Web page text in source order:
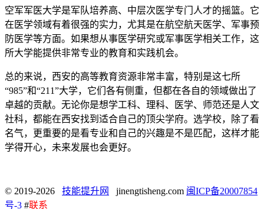
空军军医大学是军队培养高、中层次医学专门人才的摇篮。它
在医学领域有着很强的实力，尤其是在航空航天医学、军事预
防医学等方面。如果想从事医学研究或军事医学相关工作，这
所大学能提供非常专业的教育和实践机会。
总的来说，西安的高等教育资源非常丰富，特别是这七所
“985”和“211”大学，它们各有侧重，但都在各自的领域做出了
卓越的贡献。无论你是想学工科、理科、医学、师范还是人文
社科，都能在西安找到适合自己的顶尖学府。选学校，除了看
名气，更重要的是看专业和自己的兴趣是不是匹配，这样才能
学得开心，未来发展也会更好。
© 2019-2026 技能提升网 jinengtisheng.com 闽ICP备20007854
号-3 #联系